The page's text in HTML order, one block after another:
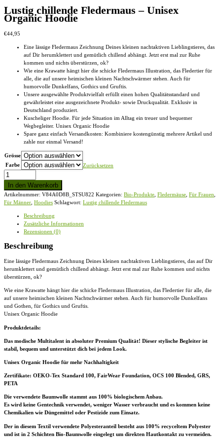
Lustig chillende Fledermaus – Unisex
Organic Hoodie
€44,95
Eine lässige Fledermaus Zeichnung Deines kleinen nachtaktiven Lieblingstieres, das
auf Dir herumklettert und gemütlich chillend abhängt. Jetzt erst mal zur Ruhe
kommen und nichts überstürzen, ok?
Wie eine Krawatte hängt hier die schicke Fledermaus Illustration, das Fledertier für
alle, die auf unsere heimischen kleinen Nachtschwärmer stehen. Auch für
humorvolle Dunkelfans, Gothics und Gruftis.
Unsere ausgewählte Produktvielfalt erfüllt einen hohen Qualitätsstandard und
gewährleistet eine ausgezeichnete Produkt- sowie Druckqualität. Exklusiv in
Deutschland produziert.
Kuscheliger Hoodie. Für jede Situation im Alltag ein treuer und bequemer
Wegbegleiter. Unisex Organic Hoodie
Spare ganz einfach Versandkosten: Kombiniere kostengünstig mehrere Artikel und
zahle nur einmal Versand!
Grösse
Farbe
Zurücksetzen
Lustig
chillende
Fledermaus
-
Unisex
In den Warenkorb
Artikelnummer: V84A0D8B_STSU822 Kategorien: Bio-Produkte Fledermäuse Für Frauen
Für Männer Hoodies Schlagwort: Lustig chillende Fledermaus
Beschreibung
Zusätzliche Informationen
Rezensionen (0)
Beschreibung
Eine lässige Fledermaus Zeichnung Deines kleinen nachtaktiven Lieblingstieres, das auf Dir
herumklettert und gemütlich chillend abhängt. Jetzt erst mal zur Ruhe kommen und nichts
überstürzen, ok?
Wie eine Krawatte hängt hier die schicke Fledermaus Illustration, das Fledertier für alle, die
auf unsere heimischen kleinen Nachtschwärmer stehen. Auch für humorvolle Dunkelfans
und Gothen, für Gothics und Gruftis.
Unisex Organic Hoodie
Produktdetails:
Das modische Multitalent in absoluter Premium Qualität! Dieser stylische Begleiter ist
stabil, bequem und unterstützt dich bei jedem Look.
Unisex Organic Hoodie für mehr Nachhaltigkeit
Zertifikate: OEKO-Tex Standard 100, FairWear Foundation, OCS 100 Blended, GRS,
PETA
Die verwendete Baumwolle stammt aus 100% biologischem Anbau.
Es wird keine Gentechnik verwendet, weniger Wasser verbraucht und es kommen keine
Chemikalien wie Düngemittel oder Pestizide zum Einsatz.
Der in diesem Textil verwendete Polyesteranteil besteht aus 100% recyceltem Polyester
und ist in 2 Schichten Bio-Baumwolle eingelegt um direkten Hautkontakt zu vermeiden.